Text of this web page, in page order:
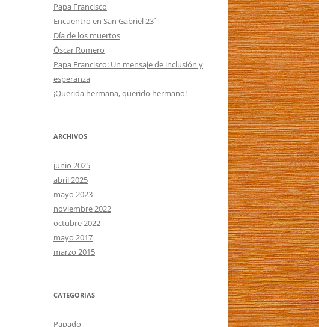
Papa Francisco
Encuentro en San Gabriel 23´
Día de los muertos
Óscar Romero
Papa Francisco: Un mensaje de inclusión y
esperanza
¡Querida hermana, querido hermano!
ARCHIVOS
junio 2025
abril 2025
mayo 2023
noviembre 2022
octubre 2022
mayo 2017
marzo 2015
CATEGORIAS
Papado